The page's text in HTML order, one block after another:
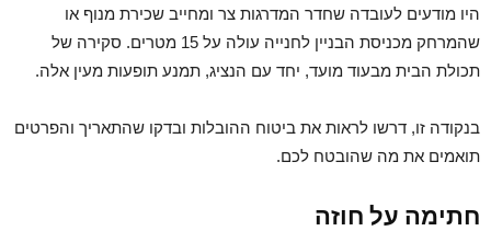
היו מודעים לעובדה שחדר המדרגות צר ומחייב שכירת מנוף או
שהמרחק מכניסת הבניין לחנייה עולה על 15 מטרים. סקירה של
תכולת הבית מבעוד מועד, יחד עם הנציג, תמנע תופעות מעין אלה.
בנקודה זו, דרשו לראות את ביטוח ההובלות ובדקו שהתאריך והפרטים
תואמים את מה שהובטח לכם.
חתימה על חוזה